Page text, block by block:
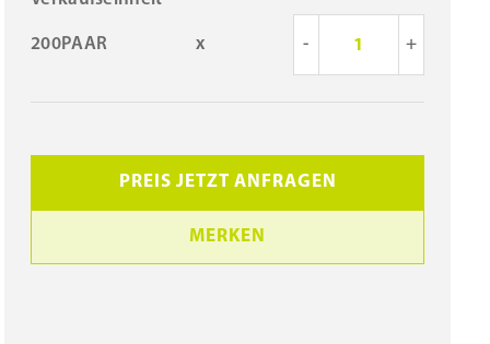
200PAAR x - +
PREIS JETZT ANFRAGEN
MERKEN